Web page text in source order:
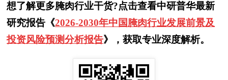
想了解更多腌肉行业干货?点击查看中研普华最新
研究报告《2026-2030年中国腌肉行业发展前景及
投资风险预测分析报告》，获取专业深度解析。